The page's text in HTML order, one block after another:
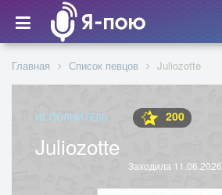
Главная Список певцов Juliozotte
ИСПОЛНИТЕЛЬ 200
Juliozotte
Заходила 11.06.2026